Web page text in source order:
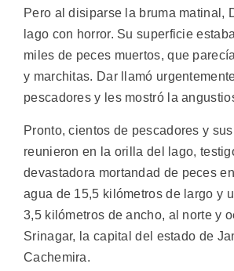
Pero al disiparse la bruma matinal,
lago con horror. Su superficie
miles de peces muertos, que
y marchitas. Dar llamó
pescadores y les mostró la
Pronto, cientos de pescadores y
reunieron en la orilla del lago,
devastadora mortandad de peces
agua de 15,5 kilómetros de largo y
3,5 kilómetros de ancho, al norte y
Srinagar, la capital del estado de
Cachemira.